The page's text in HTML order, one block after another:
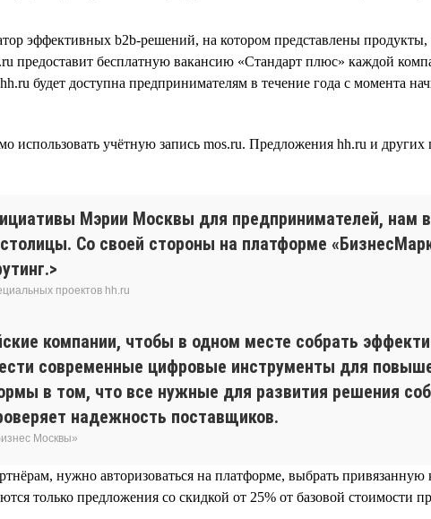
эффективных b2b-решений, на котором представлены
предоставит бесплатную вакансию «Стандарт плюс» каждой
будет доступна предпринимателям в течение года с момента
использовать учётную запись mos.ru. Предложения hh.ru и
Мэрии Москвы для предпринимателей, нам
столицы. Со своей стороны на платформе
проектов hh.ru
компании, чтобы в одном месте собрать
современные цифровые инструменты для
в том, что все нужные для развития решения
надежность поставщиков.
Москвы»
нужно авторизоваться на платформе, выбрать
только предложения со скидкой от 25% от базовой стоимости